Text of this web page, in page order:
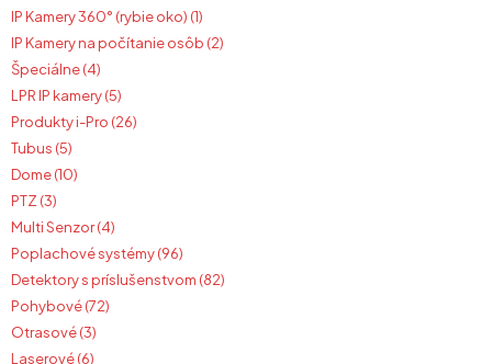
IP Kamery 360° (rybie oko) (1)
IP Kamery na počítanie osôb (2)
Špeciálne (4)
LPR IP kamery (5)
Produkty i-Pro (26)
Tubus (5)
Dome (10)
PTZ (3)
Multi Senzor (4)
Poplachové systémy (96)
Detektory s príslušenstvom (82)
Pohybové (72)
Otrasové (3)
Laserové (6)